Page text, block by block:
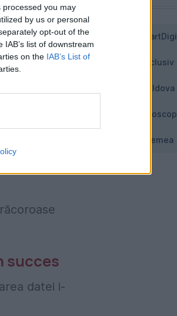
you may
by us or personal
opt-out of the
list of downstream
on the IAB’s List of
și un
atât
succes
datei i-
SmartDigi
Exclusiv
Moldova
Horoscop
Vremea